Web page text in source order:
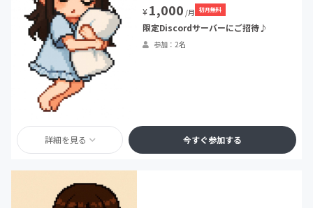
¥1,000 /月 初月無料
限定Discordサーバーにご招待♪
参加：2名
詳細を見る 今すぐ参加する